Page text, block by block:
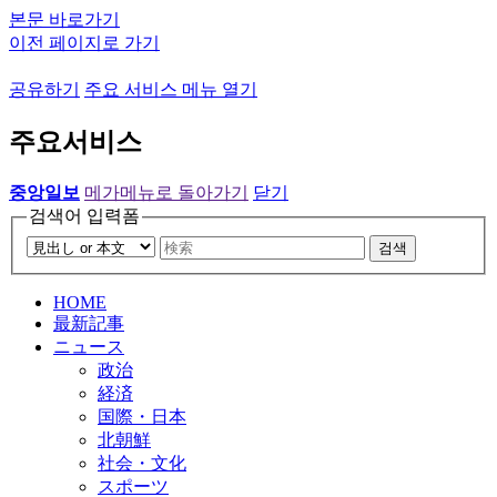
본문 바로가기
이전 페이지로 가기
공유하기 주요 서비스 메뉴 열기
주요서비스
중앙일보 메가메뉴로 돌아가기
닫기
검색어 입력폼
검색
HOME
最新記事
ニュース
政治
経済
国際・日本
北朝鮮
社会・文化
スポーツ